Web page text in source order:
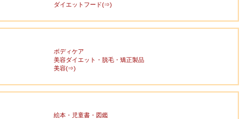
ダイエットフード(⇒)
ボディケア
美容ダイエット・脱毛・矯正製品
美容(⇒)
絵本・児童書・図鑑